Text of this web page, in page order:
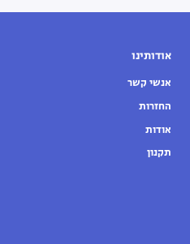
אודותינו
אנשי קשר
החזרות
אודות
תקנון